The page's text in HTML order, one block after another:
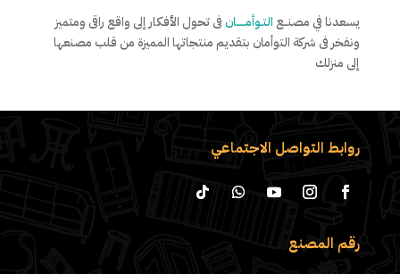
يسعدنا في مصنــع التـوأمـــــانفى تحول الأفكار إلى واقع راقى ومتميز
ونفخر فى شركة التوأمان بتقديم منتجاتها المميزة من قلب مصنعها
إلى منزلك
روابط التواصل الاجتماعي
رقم المصنع